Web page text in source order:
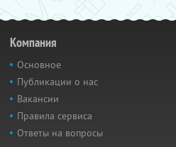
Компания
Основное
Публикации о нас
Вакансии
Правила сервиса
Ответы на вопросы